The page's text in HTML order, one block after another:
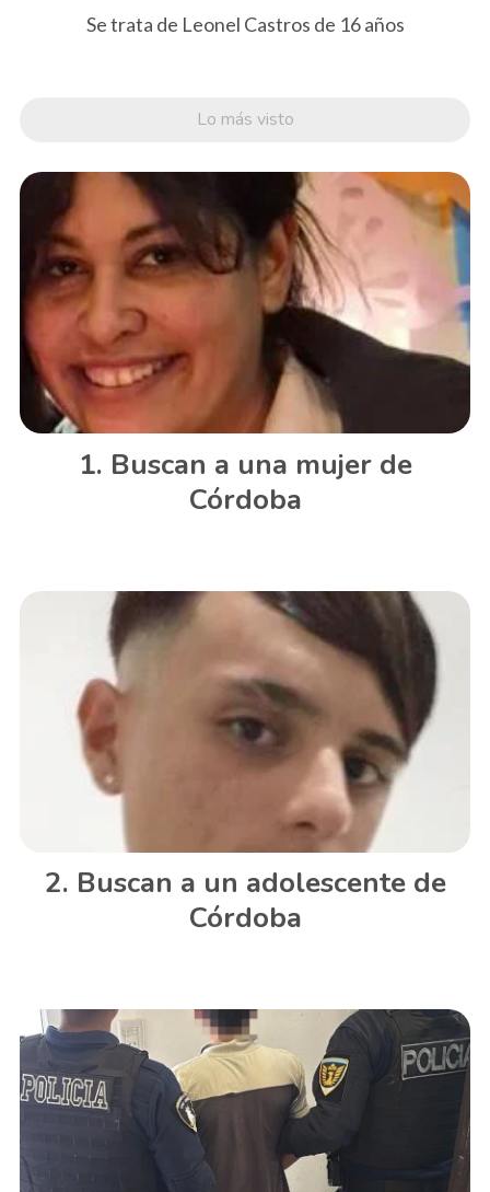
Se trata de Leonel Castros de 16 años
Lo más visto
Buscan a una mujer de
Córdoba
Buscan a un adolescente de
Córdoba